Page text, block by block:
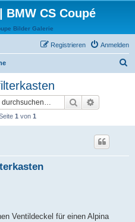
BMW CS Coupé
Bilder Galerie
Anmelden
Registrieren
Suche
1 von 1
Ventildeckel für einen Alpina